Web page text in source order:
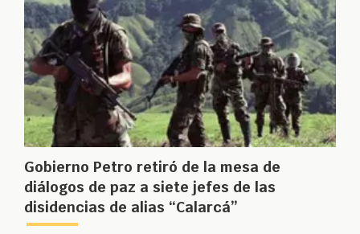
Gobierno Petro retiró de la mesa de
diálogos de paz a siete jefes de las
disidencias de alias “Calarcá”